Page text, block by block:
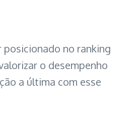
no ranking
o desempenho
a última com esse